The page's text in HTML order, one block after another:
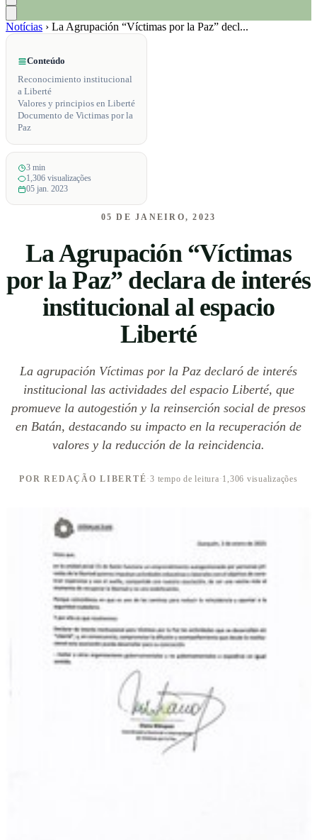
Notícias › La Agrupación “Víctimas por la Paz” decl...
Conteúdo
Reconocimiento institucional
a Liberté
Valores y principios en Liberté
Documento de Victimas por la
Paz
3 min
1,306 visualizações
05 jan. 2023
05 DE JANEIRO, 2023
La Agrupación “Víctimas
por la Paz” declara de interés
institucional al espacio
Liberté
La agrupación Víctimas por la Paz declaró de interés
institucional las actividades del espacio Liberté, que
promueve la autogestión y la reinserción social de presos
en Batán, destacando su impacto en la recuperación de
valores y la reducción de la reincidencia.
POR REDAÇÃO LIBERTÉ·3 tempo de leitura·1,306 visualizações